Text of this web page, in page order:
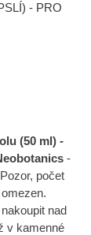
- PRO
(50 ml) -
-
počet
nad
v kamenné